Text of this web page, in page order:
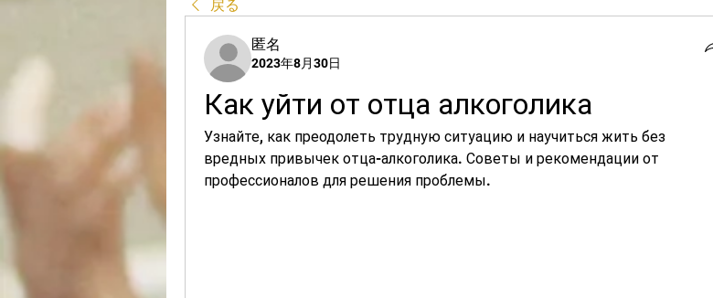
戻る
匿名
2023年8月30日
Как уйти от отца алкоголика
Узнайте, как преодолеть трудную ситуацию и научиться жить без
вредных привычек отца-алкоголика. Советы и рекомендации от
профессионалов для решения проблемы.